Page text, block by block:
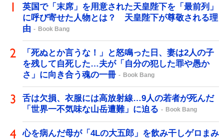
英国で「末席」を用意された天皇陛下を「最前列」
に呼び寄せた人物とは？ 天皇陛下が尊敬される理
由
Book Bang
「死ぬとか言うな！」と怒鳴った日、妻は2人の子
を残して自死した…夫が「自分の犯した罪や愚か
さ」に向き合う魂の一冊
Book Bang
舌は欠損、衣服には高放射線…9人の若者が死んだ
「世界一不気味な山岳遭難」に迫る
Book Bang
心を病んだ母が「4Lの大五郎」を飲み干しゲロまみ